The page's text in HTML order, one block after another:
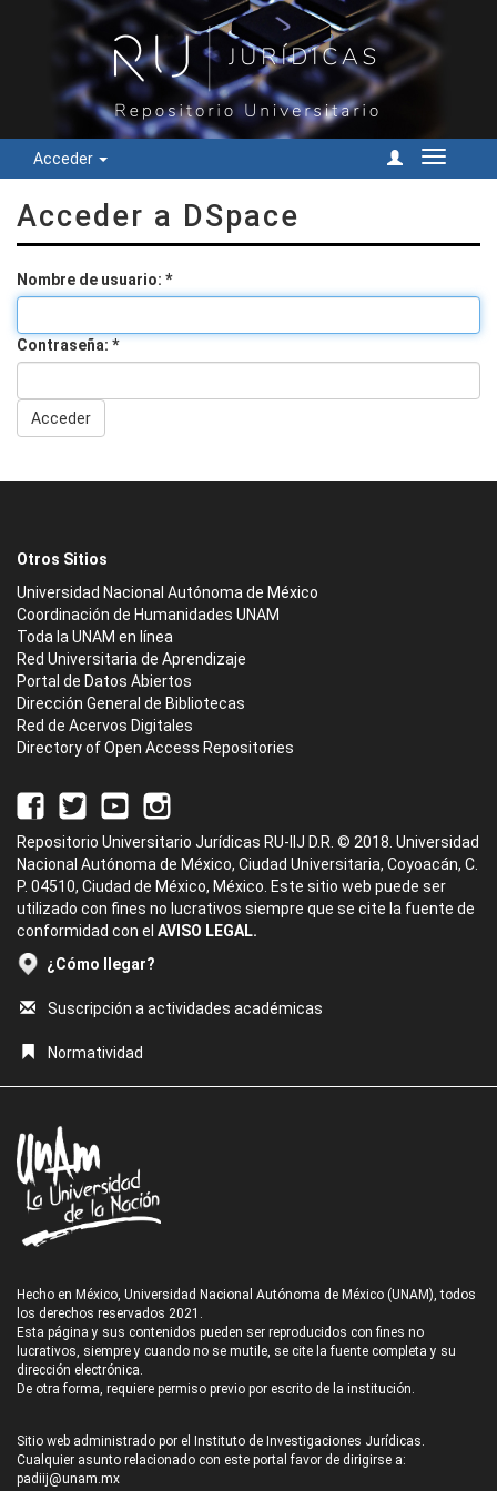
Acceder
Cambiar
Acceder a DSpace
Nombre de usuario:
Contraseña:
Acceder
Otros Sitios
Universidad Nacional Autónoma de México
Coordinación de Humanidades UNAM
Toda la UNAM en línea
Red Universitaria de Aprendizaje
Portal de Datos Abiertos
Dirección General de Bibliotecas
Red de Acervos Digitales
Directory of Open Access Repositories
Repositorio Universitario Jurídicas RU-IIJ D.R. © 2018. Universidad
Nacional Autónoma de México, Ciudad Universitaria, Coyoacán, C.
P. 04510, Ciudad de México, México. Este sitio web puede ser
utilizado con fines no lucrativos siempre que se cite la fuente de
conformidad con el AVISO LEGAL.
¿Cómo llegar?
Suscripción a actividades académicas
Normatividad
Hecho en México, Universidad Nacional Autónoma de México (UNAM), todos
los derechos reservados 2021.
Esta página y sus contenidos pueden ser reproducidos con fines no
lucrativos, siempre y cuando no se mutile, se cite la fuente completa y su
dirección electrónica.
De otra forma, requiere permiso previo por escrito de la institución.
Sitio web administrado por el Instituto de Investigaciones Jurídicas.
Cualquier asunto relacionado con este portal favor de dirigirse a:
padiij@unam.mx